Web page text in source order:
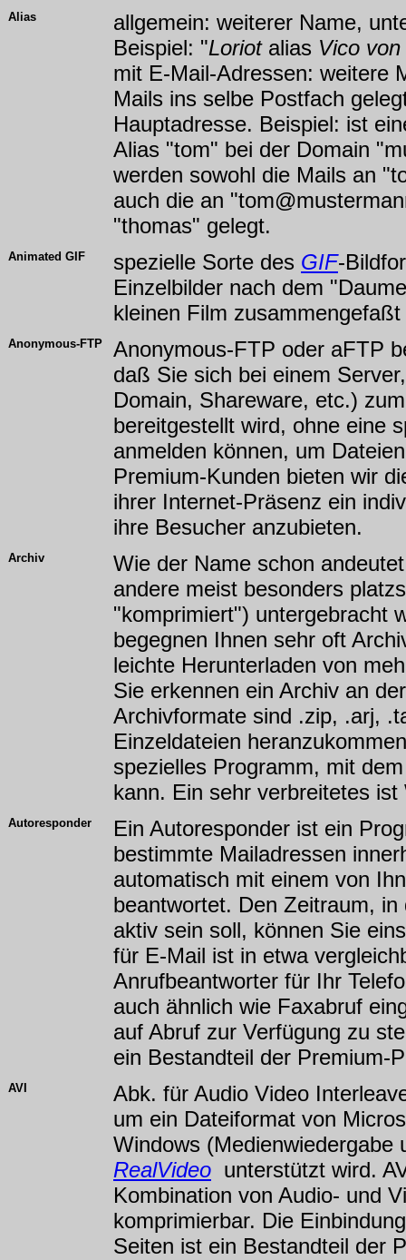
Alias
allgemein: weiterer Name,
Beispiel: "Loriotalias Vico
mit E-Mail-Adressen: weitere
Mails ins selbe Postfach
Hauptadresse. Beispiel: ist
Alias "tom" bei der Domain
werden sowohl die Mails an
auch die an
"thomas" gelegt.
Animated GIF spezielle Sorte des GIF-
Einzelbilder nach dem
kleinen Film
Anonymous-FTP
Anonymous-FTP oder aFTP
daß Sie sich bei einem
Domain, Shareware, etc.)
bereitgestellt wird, ohne eine
anmelden können, um
Premium-Kunden bieten wir
ihrer Internet-Präsenz ein
ihre Besucher anzubieten.
Archiv
Wie der Name schon
andere meist besonders
"komprimiert") untergebracht
begegnen Ihnen sehr oft
leichte Herunterladen von
Sie erkennen ein Archiv an
Archivformate sind .zip, .arj,
Einzeldateien
spezielles Programm, mit
kann. Ein sehr verbreitetes ist
Autoresponder
Ein Autoresponder ist ein
bestimmte Mailadressen
automatisch mit einem von
beantwortet. Den Zeitraum,
aktiv sein soll, können Sie
für E-Mail ist in etwa
Anrufbeantworter für Ihr
auch ähnlich wie Faxabruf
auf Abruf zur Verfügung zu
ein Bestandteil der Premium-
AVI
Abk. für Audio Video
um ein Dateiformat von
Windows (Medienwiedergabe
RealVideo unterstützt wird.
Kombination von Audio- und
komprimierbar. Die
Seiten ist ein Bestandteil der